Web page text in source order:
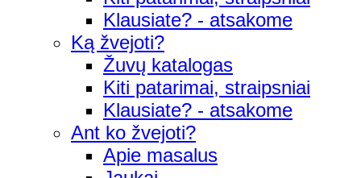
Klausiate? - atsakome
Ką žvejoti?
Žuvų katalogas
Kiti patarimai, straipsniai
Klausiate? - atsakome
Ant ko žvejoti?
Apie masalus